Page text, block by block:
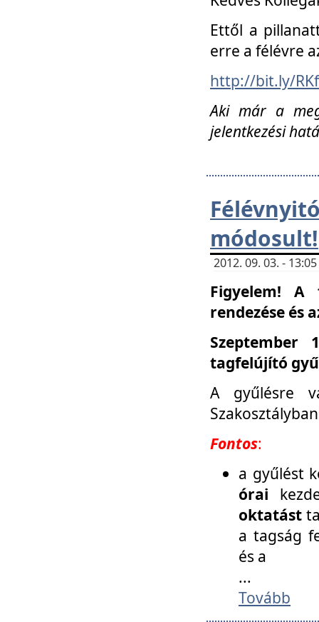
Ettől a
erre a félévre
http://bit.ly/
Aki már a
jelentkezési
módosult!
2012. 09. 03. -
Figyelem! A
rendezése és
Szeptember
tagfelújító
A gyűlésre
Fontos:
a gyűlést
órai
oktatást
a tagság
és a
...
Tovább